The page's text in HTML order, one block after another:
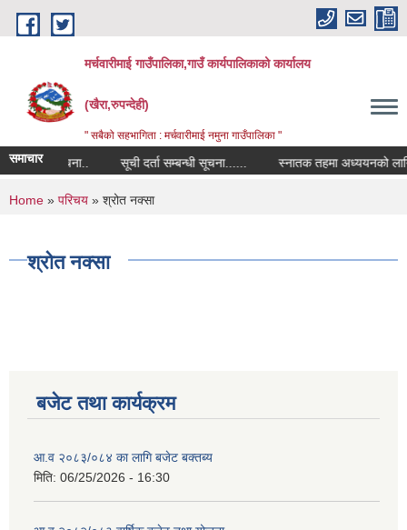
Skip to main content
मर्चवारीमाई गाउँपालिका,गाउँ कार्यपालिकाको कार्यालय
(खैरा,रुपन्देही)
" सबैको सहभागिता : मर्चवारीमाई नमुना गाउँपालिका "
समाचारसूचना.. सूची दर्ता सम्बन्धी सूचना...... स्नातक तहमा अध्ययनको लागि
You are here
Home » परिचय » श्रोत नक्सा
श्रोत नक्सा
बजेट तथा कार्यक्रम
आ.व २०८३/०८४ का लागि बजेट बक्तब्य
मिति: 06/25/2026 - 16:30